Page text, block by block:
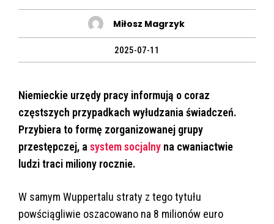
Miłosz Magrzyk
2025-07-11
Niemieckie urzędy pracy informują o coraz
częstszych przypadkach wyłudzania świadczeń.
Przybiera to formę zorganizowanej grupy
przestępczej, asystem socjalny na cwaniactwie
ludzi traci miliony rocznie.
W samym Wuppertalu straty z tego tytułu
powściągliwie oszacowano na 8 milionów euro